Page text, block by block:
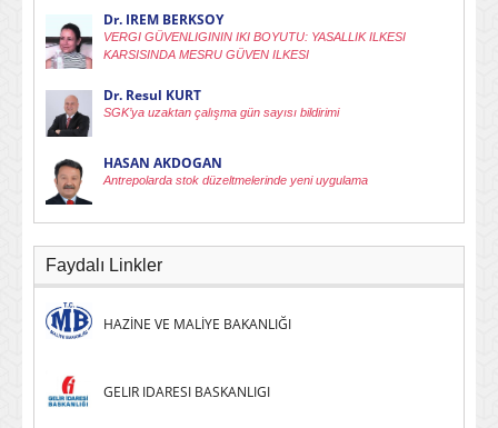
Dr. IREM BERKSOY
VERGI GÜVENLIGININ IKI BOYUTU: YASALLIK ILKESI
KARSISINDA MESRU GÜVEN ILKESI
Dr. Resul KURT
SGK’ya uzaktan çalışma gün sayısı bildirimi
HASAN AKDOGAN
Antrepolarda stok düzeltmelerinde yeni uygulama
Faydalı Linkler
HAZİNE VE MALİYE BAKANLIĞI
GELIR IDARESI BASKANLIGI